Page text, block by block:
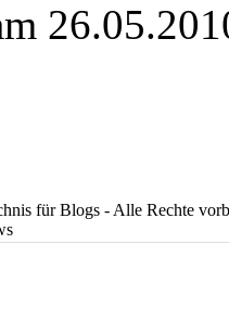
für Blogs - Alle Rechte